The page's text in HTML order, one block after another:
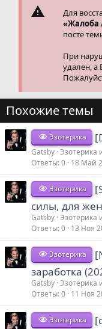
Для
«Жалоба
посте
При
удален, а
Похожие темы
Эзотерика
Gatsby Эзотерика
Ответы 0 18 Май
Эзотерика
силы, для
Gatsby Эзотерика
Ответы 0 13 Ноя
Эзотерика
заработка
Gatsby Эзотерика
Ответы 0 11 Ноя
Эзотерика